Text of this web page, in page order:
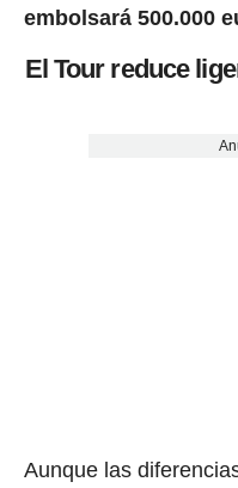
embolsará 500.000
El Tour reduce
Aunque las